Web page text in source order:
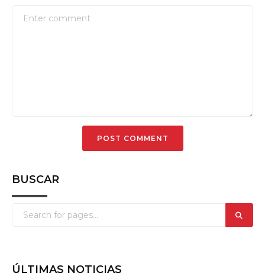
BUSCAR
ÚLTIMAS NOTICIAS